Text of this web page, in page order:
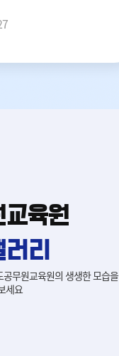
육원
리
공무원교육원의 생생한 모습을
세요